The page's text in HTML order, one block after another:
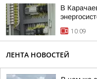
В
10:09
ЛЕНТА НОВОСТЕЙ